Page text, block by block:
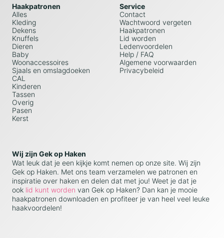
Haakpatronen
Alles
Kleding
Dekens
Knuffels
Dieren
Baby
Woonaccessoires
Sjaals en omslagdoeken
CAL
Kinderen
Tassen
Overig
Pasen
Kerst
Service
Contact
Wachtwoord vergeten
Haakpatronen
Lid worden
Ledenvoordelen
Help / FAQ
Algemene voorwaarden
Privacybeleid
Wij zijn Gek op Haken
Wat leuk dat je een kijkje komt nemen op onze site. Wij zijn
Gek op Haken. Met ons team verzamelen we patronen en
inspiratie over haken en delen dat met jou! Weet je dat je
ook lid kunt worden van Gek op Haken? Dan kan je mooie
haakpatronen downloaden en profiteer je van heel veel leuke
haakvoordelen!